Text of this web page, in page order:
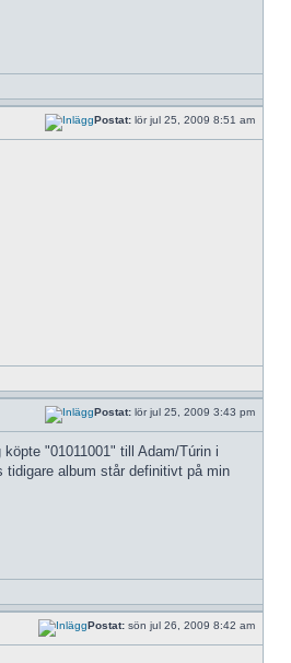
Postat: lör jul 25, 2009 8:51 am
Postat: lör jul 25, 2009 3:43 pm
"01011001" till Adam/Túrin i
tidigare album står definitivt på min
Postat: sön jul 26, 2009 8:42 am